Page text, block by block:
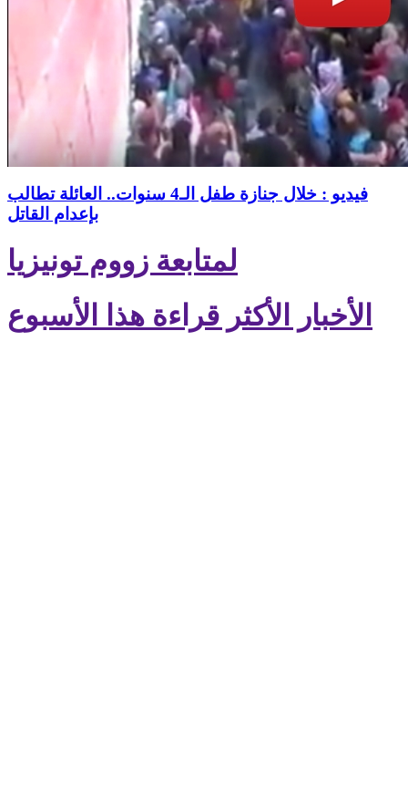
فيديو : خلال جنازة طفل الـ4 سنوات.. العائلة تطالب
بإعدام القاتل
لمتابعة زووم تونيزيا
الأخبار الأكثر قراءة هذا الأسبوع